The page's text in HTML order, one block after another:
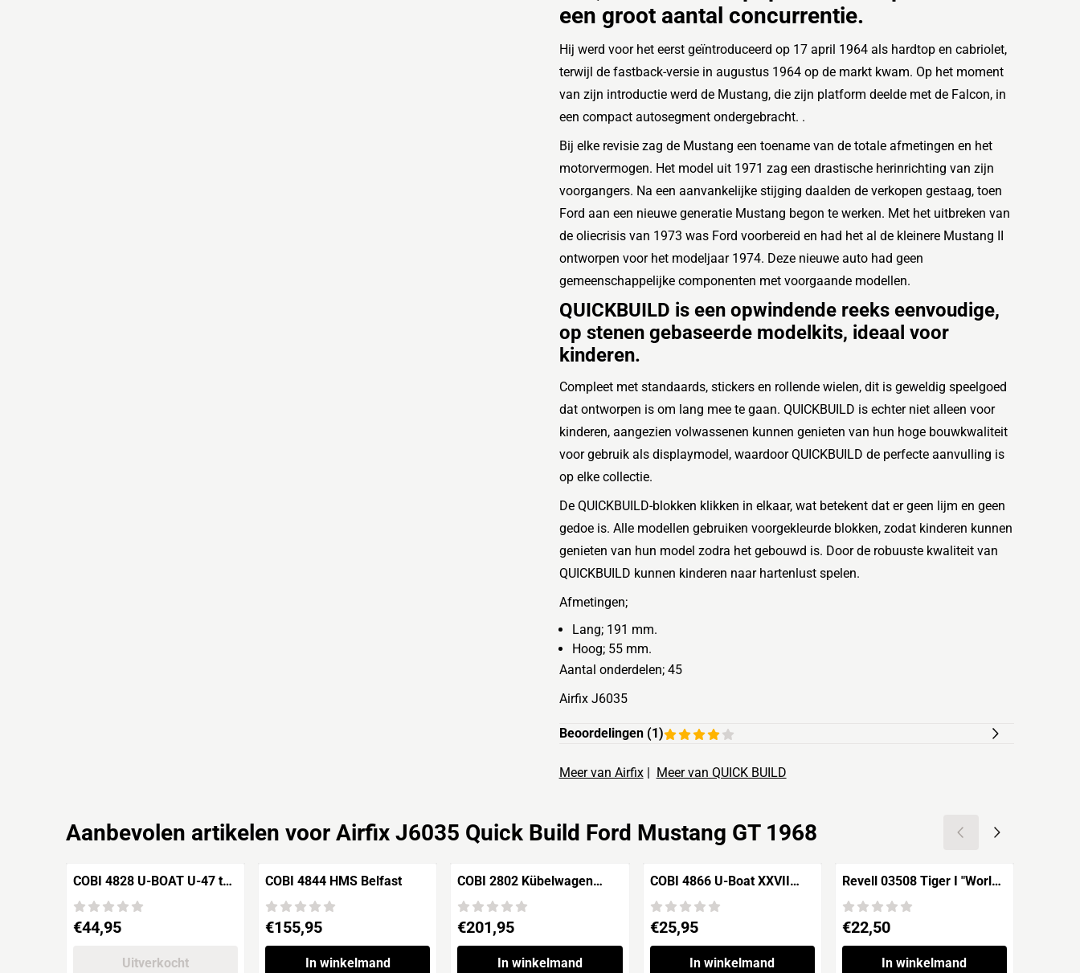
een groot aantal concurrentie.
Hij werd voor het eerst geïntroduceerd op 17 april 1964 als hardtop en cabriolet,
terwijl de fastback-versie in augustus 1964 op de markt kwam. Op het moment
van zijn introductie werd de Mustang, die zijn platform deelde met de Falcon, in
een compact autosegment ondergebracht. .
Bij elke revisie zag de Mustang een toename van de totale afmetingen en het
motorvermogen. Het model uit 1971 zag een drastische herinrichting van zijn
voorgangers. Na een aanvankelijke stijging daalden de verkopen gestaag, toen
Ford aan een nieuwe generatie Mustang begon te werken. Met het uitbreken van
de oliecrisis van 1973 was Ford voorbereid en had het al de kleinere Mustang II
ontworpen voor het modeljaar 1974. Deze nieuwe auto had geen
gemeenschappelijke componenten met voorgaande modellen.
QUICKBUILD is een opwindende reeks eenvoudige,
op stenen gebaseerde modelkits, ideaal voor
kinderen.
Compleet met standaards, stickers en rollende wielen, dit is geweldig speelgoed
dat ontworpen is om lang mee te gaan. QUICKBUILD is echter niet alleen voor
kinderen, aangezien volwassenen kunnen genieten van hun hoge bouwkwaliteit
voor gebruik als displaymodel, waardoor QUICKBUILD de perfecte aanvulling is
op elke collectie.
De QUICKBUILD-blokken klikken in elkaar, wat betekent dat er geen lijm en geen
gedoe is. Alle modellen gebruiken voorgekleurde blokken, zodat kinderen kunnen
genieten van hun model zodra het gebouwd is. Door de robuuste kwaliteit van
QUICKBUILD kunnen kinderen naar hartenlust spelen.
Afmetingen;
Lang; 191 mm.
Hoog; 55 mm.
Aantal onderdelen; 45
Airfix J6035
Beoordelingen (1)
Meer van Airfix| Meer van QUICK BUILD
Aanbevolen artikelen voor Airfix J6035 Quick Build Ford Mustang GT 1968
COBI 4828 U-BOAT U-47 typ
Prijs: 44,95
€44,95
Uitverkocht
COBI 4844 HMS Belfast
Prijs: 155,95
€155,95
In winkelmand
COBI 2802 Kübelwagen
Edition
Prijs: 201,95
€201,95
In winkelmand
COBI 4866 U-Boat XXVII
Prijs: 25,95
€25,95
In winkelmand
Revell 03508 Tiger I "World
Prijs: 22,50
€22,50
In winkelmand